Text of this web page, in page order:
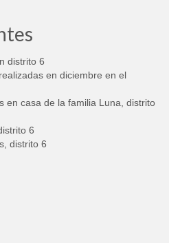
distrito 6
en diciembre en el
en casa de la familia Luna, distrito
6
distrito 6